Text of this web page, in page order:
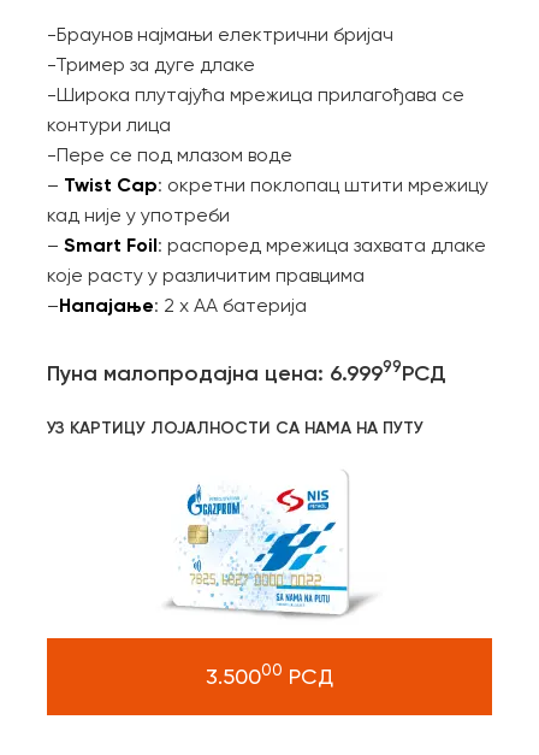
-Браунов најмањи електрични бријач
-Тример за дуге длаке
-Широка плутајућа мрежица прилагођава се
контури лица
-Пере се под млазом воде
– Twist Cap: окретни поклопац штити мрежицу
кад није у употреби
– Smart Foil: распоред мрежица захвата длаке
које расту у различитим правцима
–Напајање: 2 x АА батерија
Пуна малопродајна цена: 6.99999РСД
УЗ КАРТИЦУ ЛОЈАЛНОСТИ СА НАМА НА ПУТУ
3.50000 РСД